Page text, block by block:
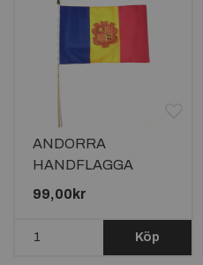
ANDORRA
HANDFLAGGA
45X30CM
99,00kr
Köp